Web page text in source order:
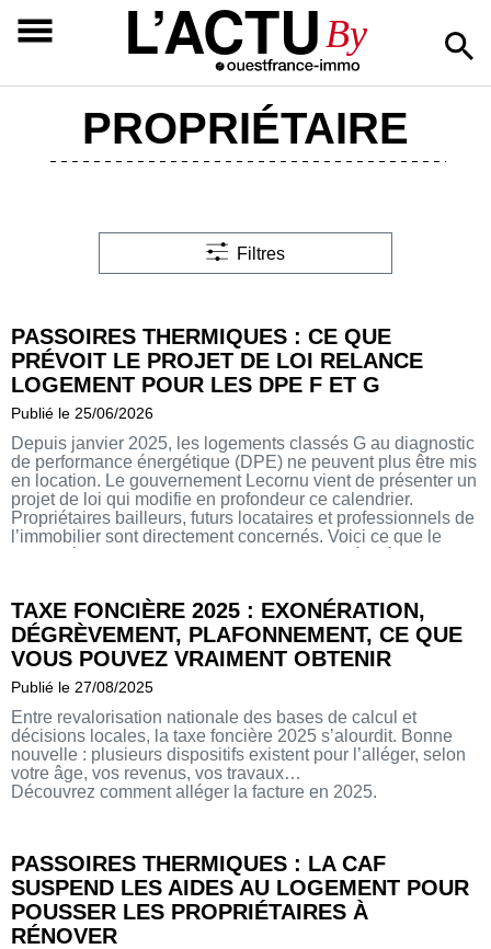
L’ACTUBy
PROPRIÉTAIRE
PASSOIRES THERMIQUES : CE QUE
PRÉVOIT LE PROJET DE LOI RELANCE
LOGEMENT POUR LES DPE F ET G
Publié le 25/06/2026
Depuis janvier 2025, les logements classés G au diagnostic
de performance énergétique (DPE) ne peuvent plus être mis
en location. Le gouvernement Lecornu vient de présenter un
projet de loi qui modifie en profondeur ce calendrier.
Propriétaires bailleurs, futurs locataires et professionnels de
l’immobilier sont directement concernés. Voici ce que le
TAXE FONCIÈRE 2025 : EXONÉRATION,
DÉGRÈVEMENT, PLAFONNEMENT, CE QUE
VOUS POUVEZ VRAIMENT OBTENIR
Publié le 27/08/2025
Entre revalorisation nationale des bases de calcul et
décisions locales, la taxe foncière 2025 s’alourdit. Bonne
nouvelle : plusieurs dispositifs existent pour l’alléger, selon
votre âge, vos revenus, vos travaux…
Découvrez comment alléger la facture en 2025.
PASSOIRES THERMIQUES : LA CAF
SUSPEND LES AIDES AU LOGEMENT POUR
POUSSER LES PROPRIÉTAIRES À
RÉNOVER
Filtres